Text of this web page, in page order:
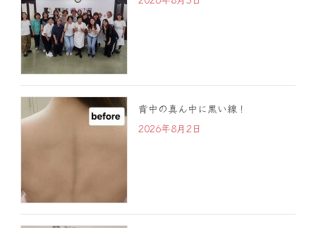
背中の真ん中に黒い線！
2026年8月2日